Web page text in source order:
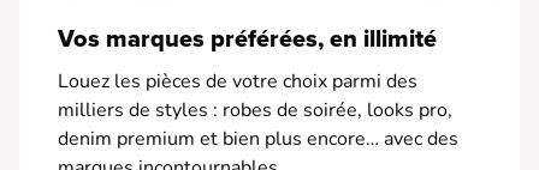
Vos marques préférées, en illimité
Louez les pièces de votre choix parmi des
milliers de styles : robes de soirée, looks pro,
denim premium et bien plus encore… avec des